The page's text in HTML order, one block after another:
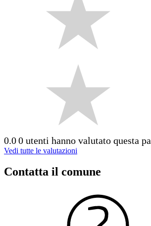
0.00 utenti hanno valutato questa
Vedi tutte le valutazioni
Contatta il comune